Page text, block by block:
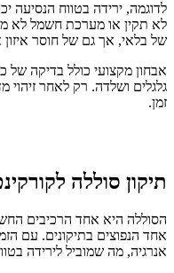
לדוגמה, ירידה בטווח הנסיעה
לא תקין או מערכת חשמל לא
של בלאי, אך גם של חוסר איזון
אבחון מקצועי כולל בדיקה
גלגלים ושלדה. רק לאחר זיהוי
זמן.
תיקון סוללה
הסוללה היא אחד הרכיבים
אחד הנפוצים בתיקונים. עם
אנרגיה, מה שמוביל לירידה